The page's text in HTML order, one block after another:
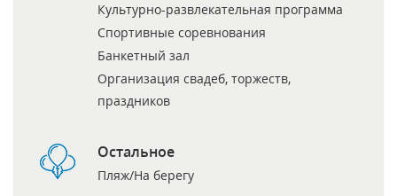
Культурно-развлекательная программа
Спортивные соревнования
Банкетный зал
Организация свадеб, торжеств,
праздников
Остальное
Пляж/На берегу